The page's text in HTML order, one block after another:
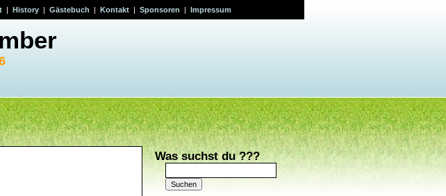
| History| Gästebuch | Kontakt| Sponsoren | Impressum
Was suchst du ???
Suchen
nach: